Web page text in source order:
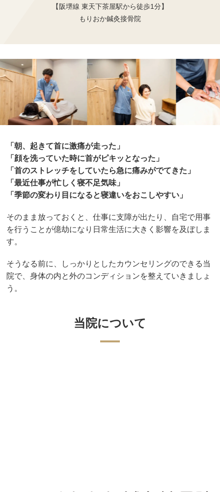
【阪堺線 東天下茶屋駅から徒歩1分】
もりおか鍼灸接骨院
「朝、起きて首に激痛が走った 」
「顔を洗っていた時に首がピキッとなった」
「首のストレッチをしていたら急に痛みがでてきた 」
「最近仕事が忙しく寝不足気味」
「季節の変わり目になると寝違いをおこしやすい」
そのまま放っておくと、仕事に支障が出たり、自宅で用事
を行うことが億劫になり日常生活に大きく影響を及ぼしま
す。
そうなる前に、しっかりとしたカウンセリングのできる当
院で、身体の内と外のコンディションを整えていきましょ
う。
当院について